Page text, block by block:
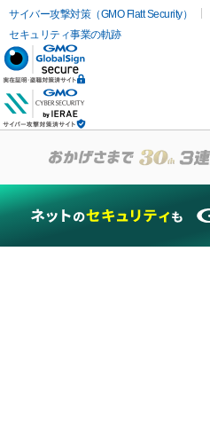
サイバー攻撃対策（GMO Flatt Security）
セキュリティ事業の軌跡